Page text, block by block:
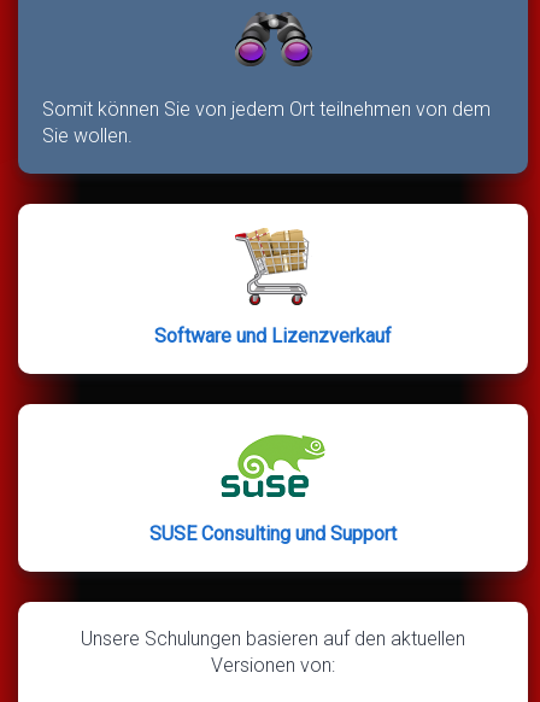
Somit können Sie von jedem Ort teilnehmen von dem
Sie wollen.
Software und Lizenzverkauf
SUSE Consulting und Support
Unsere Schulungen basieren auf den aktuellen
Versionen von: